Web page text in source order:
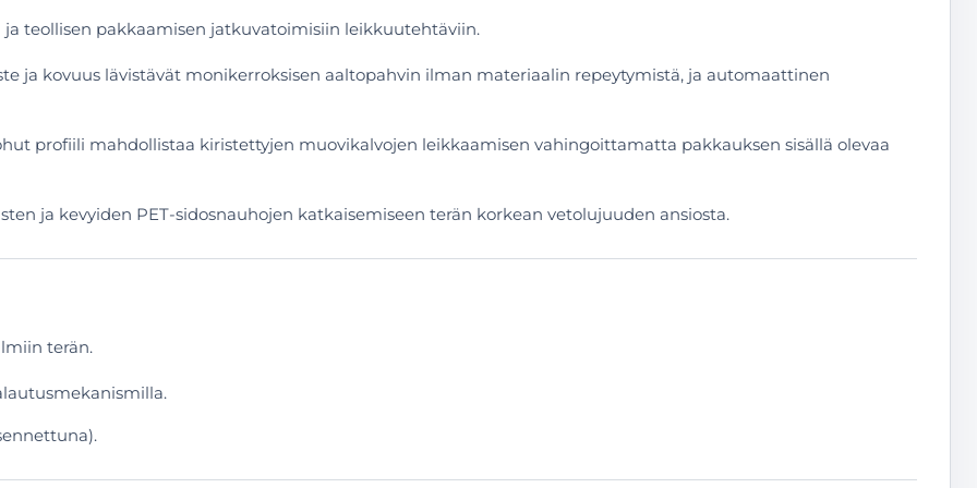
teollisen pakkaamisen jatkuvatoimisiin leikkuutehtäviin.
ja kovuus lävistävät monikerroksisen aaltopahvin ilman materiaalin repeytymistä, ja automaattinen
profiili mahdollistaa kiristettyjen muovikalvojen leikkaamisen vahingoittamatta pakkauksen sisällä olevaa
ja kevyiden PET-sidosnauhojen katkaisemiseen terän korkean vetolujuuden ansiosta.
terän.